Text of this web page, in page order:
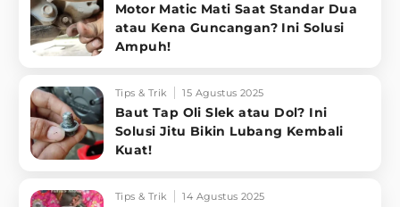
Motor Matic Mati Saat Standar Dua
atau Kena Guncangan? Ini Solusi
Ampuh!
Tips & Trik 15 Agustus 2025
Baut Tap Oli Slek atau Dol? Ini
Solusi Jitu Bikin Lubang Kembali
Kuat!
Tips & Trik 14 Agustus 2025